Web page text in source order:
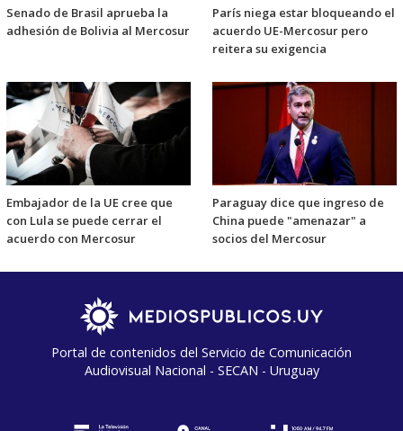
Senado de Brasil aprueba la
adhesión de Bolivia al Mercosur
París niega estar bloqueando el
acuerdo UE-Mercosur pero
reitera su exigencia
Embajador de la UE cree que
con Lula se puede cerrar el
acuerdo con Mercosur
Paraguay dice que ingreso de
China puede "amenazar" a
socios del Mercosur
Portal de contenidos del Servicio de Comunicación
Audiovisual Nacional - SECAN - Uruguay